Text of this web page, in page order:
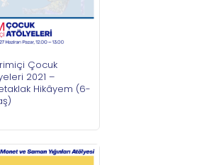
Çocuk
2021 –
Hikâyem (6-